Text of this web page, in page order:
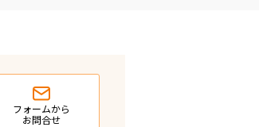
フォームから
お問合せ